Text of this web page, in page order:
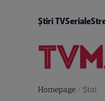
Știri TVSeriale
Homepage/ Știri